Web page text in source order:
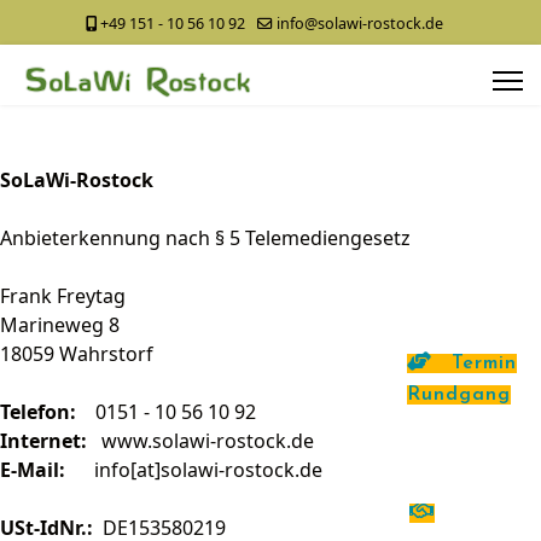
+49 151 - 10 56 10 92 info@solawi-rostock.de
Termin
Rundgang
SoLaWi-Rostock
Anbieterkennung nach § 5 Telemediengesetz
Frank Freytag
Marineweg 8
18059 Wahrstorf
Telefon: 0151 - 10 56 10 92
Internet: www.solawi-rostock.de
E-Mail: info[at]solawi-rostock.de
USt-IdNr.: DE153580219